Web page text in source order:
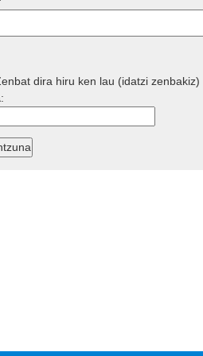
dira hiru ken lau (idatzi zenbakiz)
: